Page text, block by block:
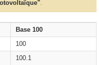
.
Base 100
100
100.1